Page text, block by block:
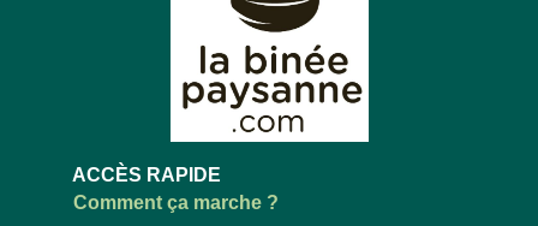
ACCÈS RAPIDE
Comment ça marche ?